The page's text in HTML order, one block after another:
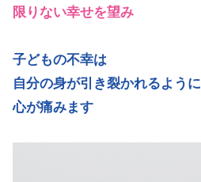
限りない幸せを望み
子どもの不幸は
自分の身が引き裂かれるように
心が痛みます